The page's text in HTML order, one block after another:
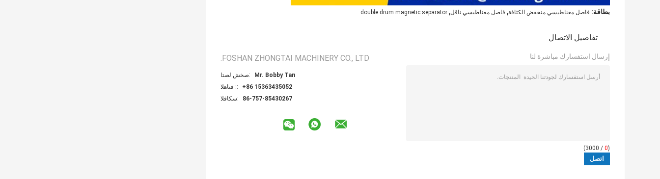
بطاقة: فاصل مغناطيسي منخفض الكثافة, فاصل مغناطيسي ناقل,
double drum magnetic separator
تفاصيل الاتصال
FOSHAN ZHONGTAI MACHINERY CO., LTD.
اتصل شخص:
Mr. Bobby Tan
الهاتف ::
+86 15363435052
الفاكس:
86-757-85430267
إرسال استفسارك مباشرة لنا
(
0
/ 3000)